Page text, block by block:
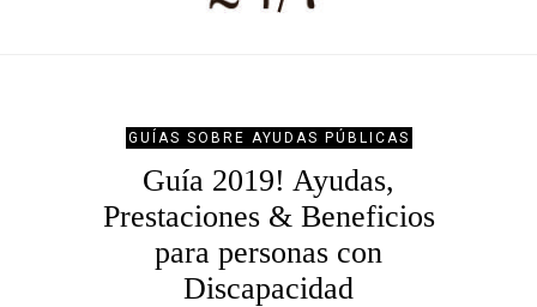
GUÍAS SOBRE AYUDAS PÚBLICAS
Guía 2019! Ayudas,
Prestaciones & Beneficios
para personas con
Discapacidad